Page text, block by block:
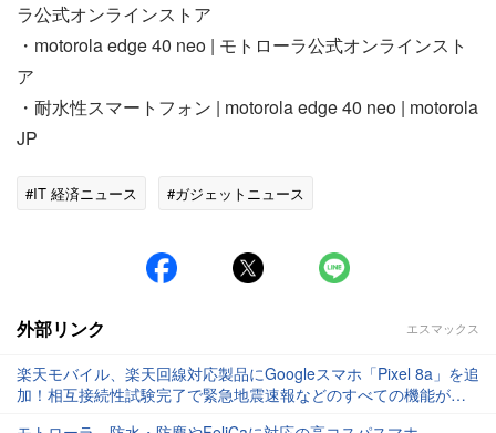
ラ公式オンラインストア
・motorola edge 40 neo | モトローラ公式オンラインスト
ア
・耐水性スマートフォン | motorola edge 40 neo | motorola
JP
#IT 経済ニュース #ガジェットニュース
外部リンク エスマックス
楽天モバイル、楽天回線対応製品にGoogleスマホ「Pixel 8a」を追
加！相互接続性試験完了で緊急地震速報などのすべての機能が利